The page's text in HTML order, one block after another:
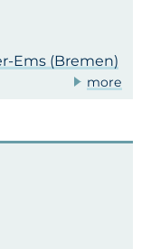
Ems (Bremen)
more